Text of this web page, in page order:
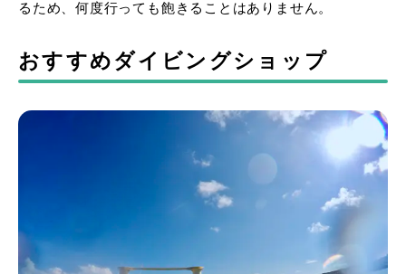
るため、何度行っても飽きることはありません。
おすすめダイビングショップ